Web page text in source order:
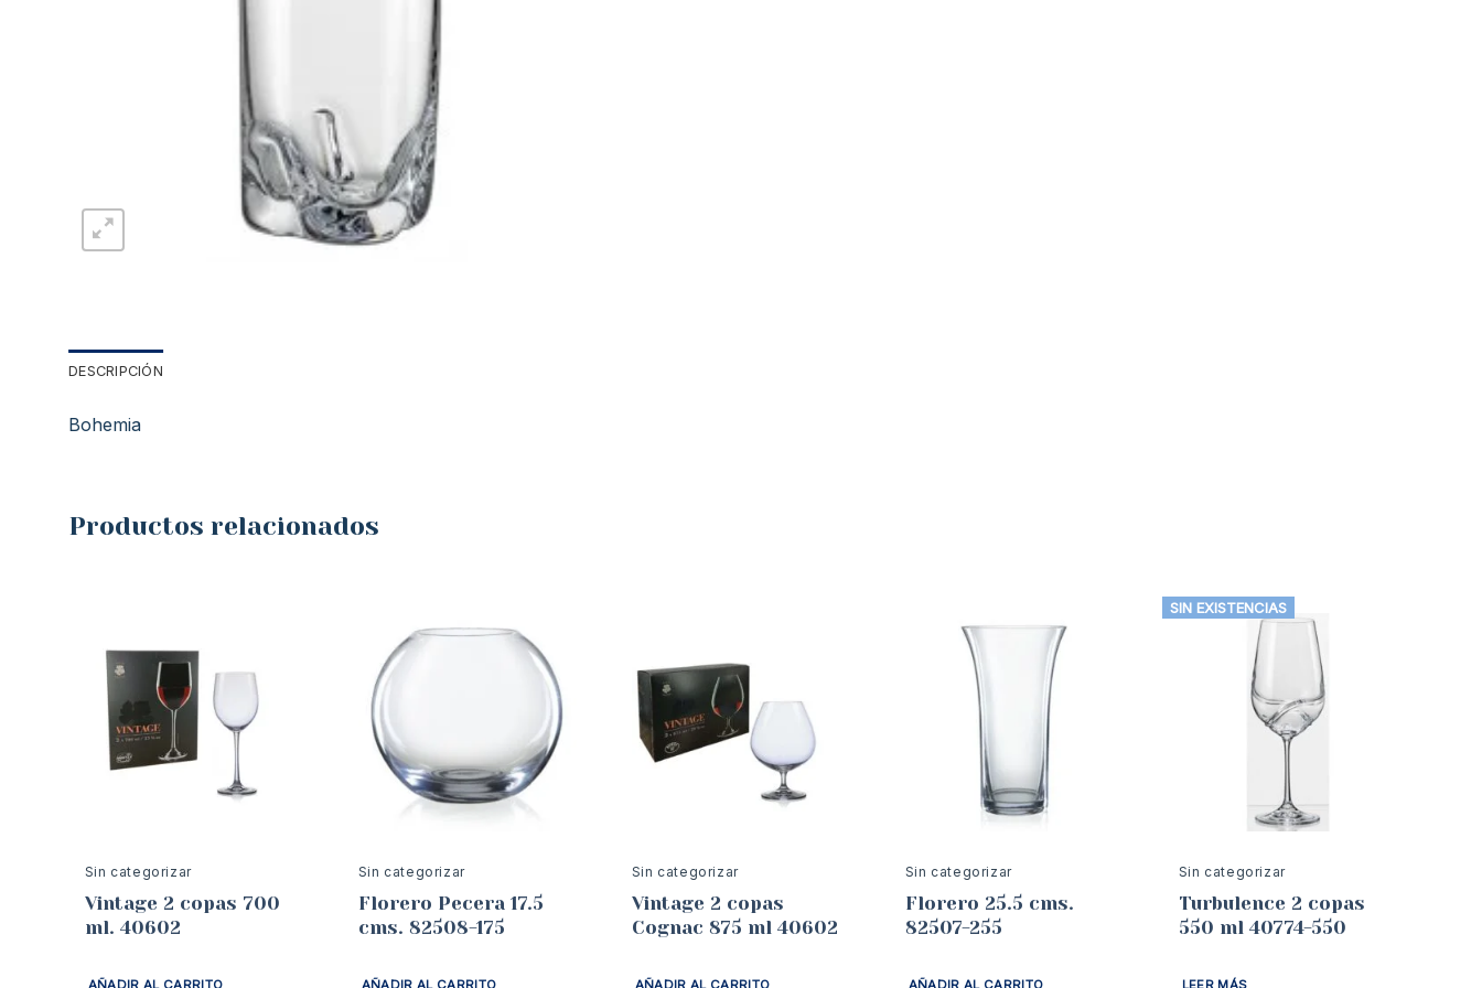
DESCRIPCIÓN
Bohemia
Productos relacionados
Sin categorizar
Vintage 2 copas 700
ml. 40602
AÑADIR AL CARRITO
Sin categorizar
Florero Pecera 17.5
cms. 82508-175
AÑADIR AL CARRITO
Sin categorizar
Vintage 2 copas
Cognac 875 ml 40602
AÑADIR AL CARRITO
Sin categorizar
Florero 25.5 cms.
82507-255
AÑADIR AL CARRITO
SIN EXISTENCIAS
Sin categorizar
Turbulence 2 copas
550 ml 40774-550
LEER MÁS